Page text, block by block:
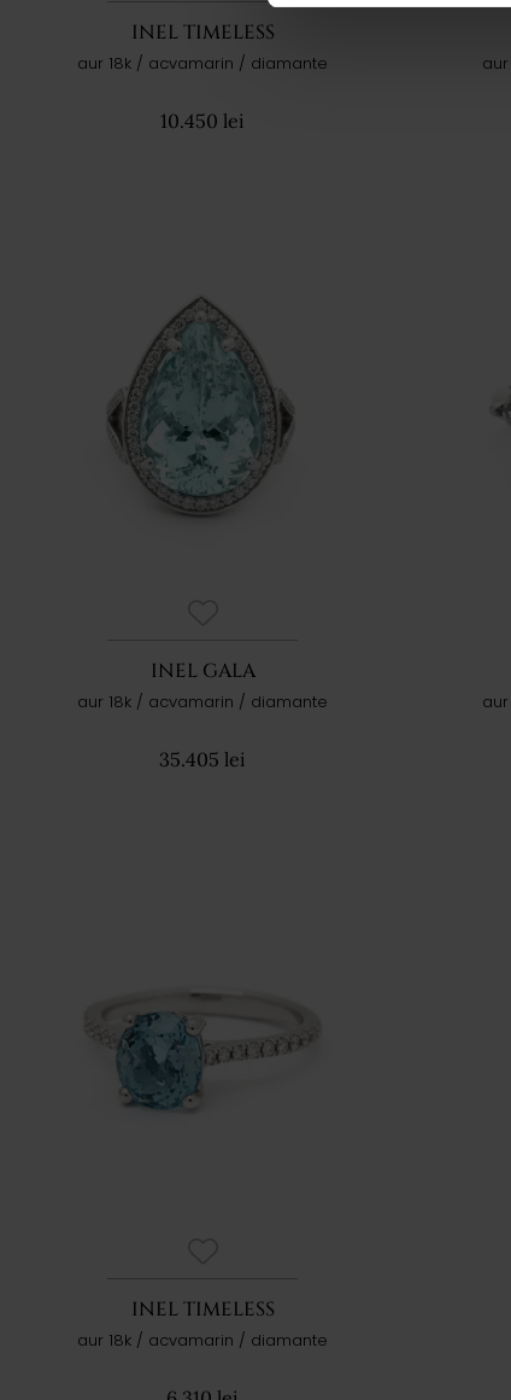
INEL TIMELESS
aur 18k / acvamarin / diamante
10.450 lei
INEL GALA
aur 18k / acvamarin / diamante
35.405 lei
INEL TIMELESS
aur 18k / acvamarin / diamante